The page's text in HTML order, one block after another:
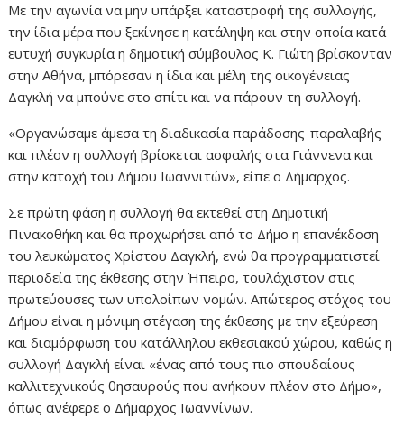
Με την αγωνία να μην υπάρξει καταστροφή της συλλογής,
την ίδια μέρα που ξεκίνησε η κατάληψη και στην οποία κατά
ευτυχή συγκυρία η δημοτική σύμβουλος Κ. Γιώτη βρίσκονταν
στην Αθήνα, μπόρεσαν η ίδια και μέλη της οικογένειας
Δαγκλή να μπούνε στο σπίτι και να πάρουν τη συλλογή.
«Οργανώσαμε άμεσα τη διαδικασία παράδοσης-παραλαβής
και πλέον η συλλογή βρίσκεται ασφαλής στα Γιάννενα και
στην κατοχή του Δήμου Ιωαννιτών», είπε ο Δήμαρχος.
Σε πρώτη φάση η συλλογή θα εκτεθεί στη Δημοτική
Πινακοθήκη και θα προχωρήσει από το Δήμο η επανέκδοση
του λευκώματος Χρίστου Δαγκλή, ενώ θα προγραμματιστεί
περιοδεία της έκθεσης στην Ήπειρο, τουλάχιστον στις
πρωτεύουσες των υπολοίπων νομών. Απώτερος στόχος του
Δήμου είναι η μόνιμη στέγαση της έκθεσης με την εξεύρεση
και διαμόρφωση του κατάλληλου εκθεσιακού χώρου, καθώς η
συλλογή Δαγκλή είναι «ένας από τους πιο σπουδαίους
καλλιτεχνικούς θησαυρούς που ανήκουν πλέον στο Δήμο»,
όπως ανέφερε ο Δήμαρχος Ιωαννίνων.